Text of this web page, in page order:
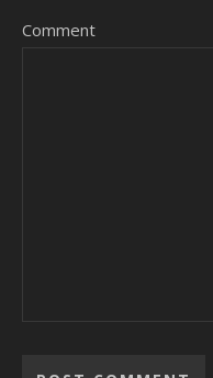
Comment